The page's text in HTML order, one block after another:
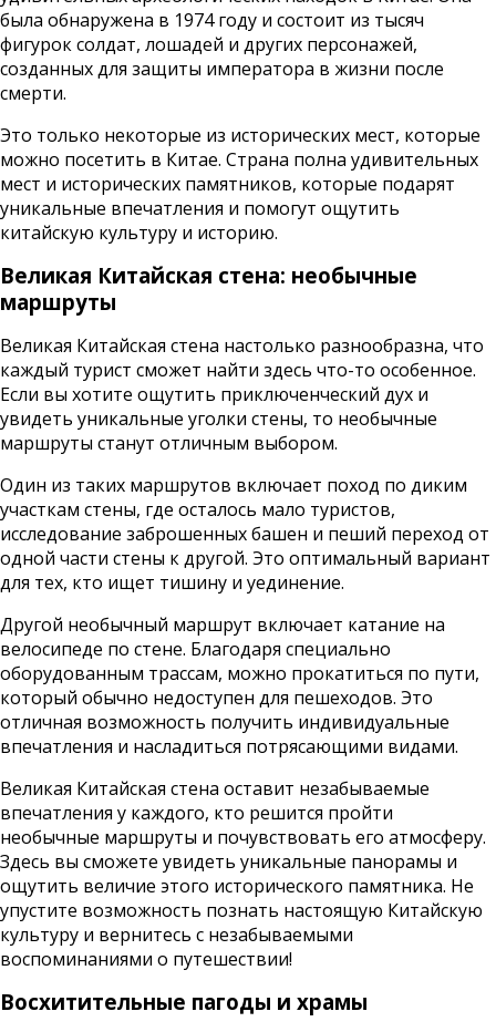
была обнаружена в 1974 году и состоит из тысяч
фигурок солдат, лошадей и других персонажей,
созданных для защиты императора в жизни после
смерти.
Это только некоторые из исторических мест, которые
можно посетить в Китае. Страна полна удивительных
мест и исторических памятников, которые подарят
уникальные впечатления и помогут ощутить
китайскую культуру и историю.
Великая Китайская стена: необычные
маршруты
Великая Китайская стена настолько разнообразна, что
каждый турист сможет найти здесь что-то особенное.
Если вы хотите ощутить приключенческий дух и
увидеть уникальные уголки стены, то необычные
маршруты станут отличным выбором.
Один из таких маршрутов включает поход по диким
участкам стены, где осталось мало туристов,
исследование заброшенных башен и пеший переход от
одной части стены к другой. Это оптимальный вариант
для тех, кто ищет тишину и уединение.
Другой необычный маршрут включает катание на
велосипеде по стене. Благодаря специально
оборудованным трассам, можно прокатиться по пути,
который обычно недоступен для пешеходов. Это
отличная возможность получить индивидуальные
впечатления и насладиться потрясающими видами.
Великая Китайская стена оставит незабываемые
впечатления у каждого, кто решится пройти
необычные маршруты и почувствовать его атмосферу.
Здесь вы сможете увидеть уникальные панорамы и
ощутить величие этого исторического памятника. Не
упустите возможность познать настоящую Китайскую
культуру и вернитесь с незабываемыми
воспоминаниями о путешествии!
Восхитительные пагоды и храмы